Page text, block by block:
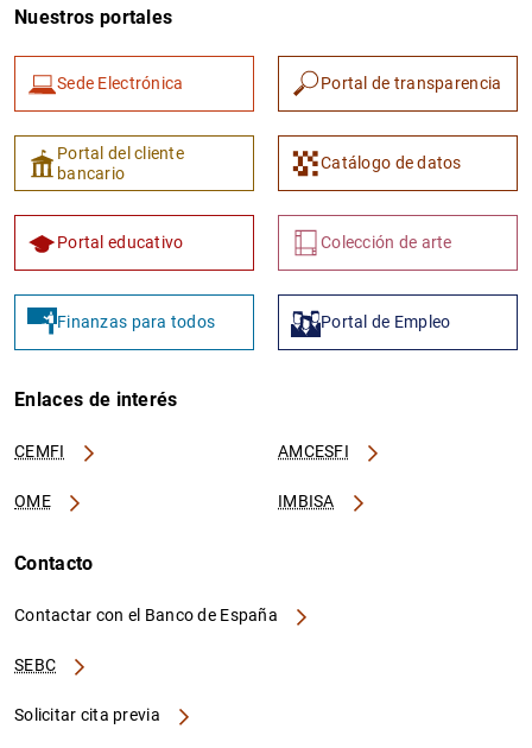
Nuestros portales
Sede Electrónica Portal de transparencia
Portal del cliente
bancario
Catálogo de datos
Portal educativo Colección de arte
Finanzas para todos Portal de Empleo
Enlaces de interés
CEMFI AMCESFI
OME IMBISA
Contacto
Contactar con el Banco de España
SEBC
Solicitar cita previa